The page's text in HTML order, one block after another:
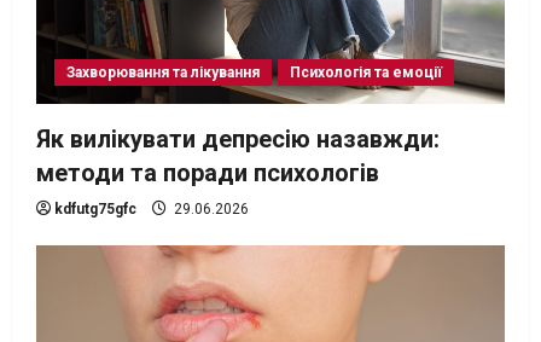
Захворювання та лікування Психологія та емоції
Як вилікувати депресію назавжди:
методи та поради психологів
kdfutg75gfc 29.06.2026